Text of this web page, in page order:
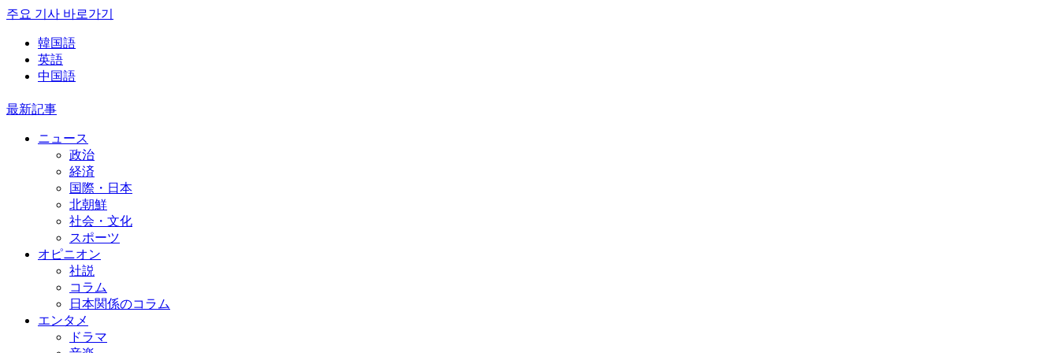
주요 기사 바로가기
韓国語
英語
中国語
最新記事
ニュース
政治
経済
国際・日本
北朝鮮
社会・文化
スポーツ
オピニオン
社説
コラム
日本関係のコラム
エンタメ
ドラマ